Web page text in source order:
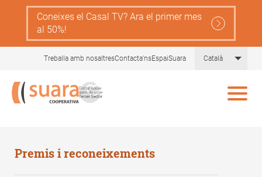
content
Coneixes el Casal TV? Ara el primer mes
al 50%!
Treballa amb nosaltresContacta'nsEspaiSuara Català List
Premis i reconeixements